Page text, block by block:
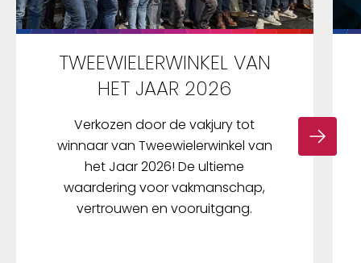
TWEEWIELERWINKEL VAN
HET JAAR 2026
Verkozen door de vakjury tot
winnaar van Tweewielerwinkel van
het Jaar 2026! De ultieme
waardering voor vakmanschap,
vertrouwen en vooruitgang.